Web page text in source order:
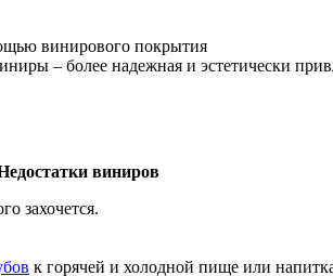
винирового покрытия
– более надежная и эстетически
виниров
захочется.
к горячей и холодной пище или